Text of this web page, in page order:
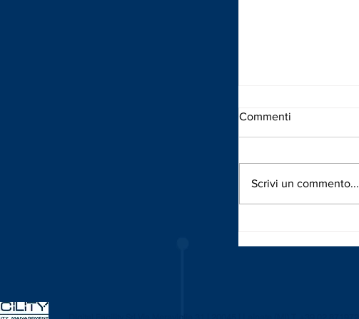
Commenti
Scrivi un commento...